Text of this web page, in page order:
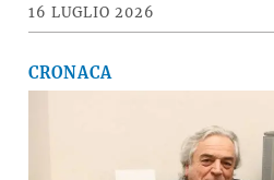
16 LUGLIO 2026
CRONACA